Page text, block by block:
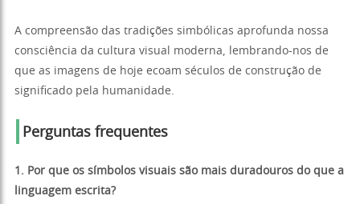
A compreensão das tradições simbólicas aprofunda nossa
consciência da cultura visual moderna, lembrando-nos de
que as imagens de hoje ecoam séculos de construção de
significado pela humanidade.
Perguntas frequentes
1. Por que os símbolos visuais são mais duradouros do que a
linguagem escrita?